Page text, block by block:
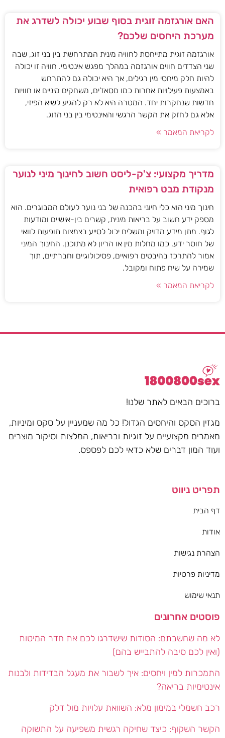
האם אורגזמה זוגית בסוף שבוע יכולה לשדרג את
מערכת היחסים שלכם?
אורגזמה זוגית מתייחסת לחוויה מינית המתרחשת בין בני זוג, שבה
שני הצדדים חווים אורגזמה במהלך מפגש אינטימי. חוויה זו יכולה
להיות חלק מיחסי מין רגילים, אך היא יכולה גם להתרחש
באמצעות פעילויות אחרות כמו מסאז'ים, משחקים מיניים או חוויות
חדשות שנחקרות יחד. המטרה היא לא רק להגיע לשיא הפיזי,
אלא גם לחזק את הקשר הרגשי והאינטימי בין בני הזוג.
לקריאת המאמר »
מדריך מקצועי: צ'ק-ליסט חשוב לחינוך מיני לנוער
מנקודת מבט רפואית
חינוך מיני הוא כלי חיוני בהכנה של בני נוער לעולם המבוגרים. הוא
מספק ידע חשוב על בריאות מינית, קשרים בין-אישיים ומודעות
לגוף. מתן מידע מדויק ומשלים יכול לסייע בצמצום תופעות לוואי
של חוסר ידע, כמו מחלות מין או הריון לא מתוכנן. החינוך המיני
אמור להתרכז בהיבטים רפואיים, פסיכולוגיים וחברתיים, תוך
שמירה על שיח פתוח ומקובל.
לקריאת המאמר »
ברוכים הבאים לאתר שלנו!
מגזין הסקס והיחסים הגדול! כל מה שמעניין על סקס ומיניות,
מאמרים מקצועיים על זוגיות ובריאות, המלצות וסיקור מוצרים
ועוד המון דברים שלא כדאי לכם לפספס.
תפריט ניווט
דף הבית
אודות
הצהרת נגישות
מדיניות פרטיות
תנאי שימוש
פוסטים אחרונים
לא מה שחשבתם: הסודות שישדרגו לכם את חדר המיטות
(ואין לכם סיבה להתבייש בהם)
התמכרות למין ויחסים: איך לשבור את מעגל הבדידות ולבנות
אינטימיות בריאה?
רכב חשמלי במימון מלא: השוואת עלויות מול דלק
הקשר השקוף: כיצד שחיקה רגשית משפיעה על התשוקה